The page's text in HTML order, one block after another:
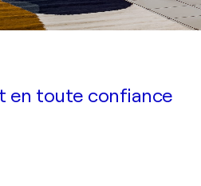
en toute confiance